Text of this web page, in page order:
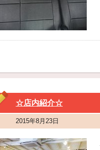
☆店内紹介☆
2015年8月23日